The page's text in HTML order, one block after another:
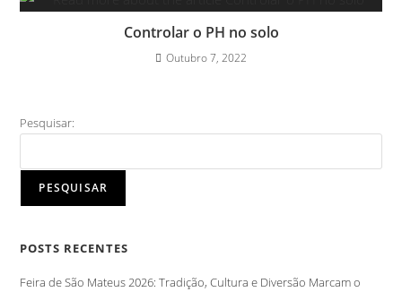
Controlar o PH no solo
Outubro 7, 2022
Pesquisar:
PESQUISAR
POSTS RECENTES
Feira de São Mateus 2026: Tradição, Cultura e Diversão Marcam o